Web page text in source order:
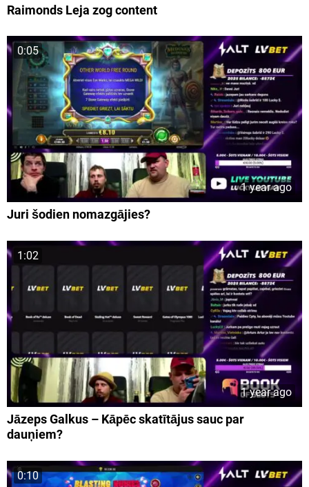
Raimonds Leja zog content
0:05
1 year ago
Juri šodien nomazgājies?
1:02
1 year ago
Jāzeps Galkus – Kāpēc skatītājus sauc par
dauņiem?
0:10